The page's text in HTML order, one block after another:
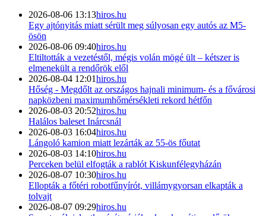
2026-08-06 13:13hiros.hu
Egy ajtónyitás miatt sérült meg súlyosan egy autós az M5-
ösön
2026-08-06 09:40hiros.hu
Eltiltották a vezetéstől, mégis volán mögé ült – kétszer is
elmenekült a rendőrök elől
2026-08-04 12:01hiros.hu
Hőség - Megdőlt az országos hajnali minimum- és a fővárosi
napközbeni maximumhőmérsékleti rekord hétfőn
2026-08-03 20:52hiros.hu
Halálos baleset Inárcsnál
2026-08-03 16:04hiros.hu
Lángoló kamion miatt lezárták az 55-ös főutat
2026-08-03 14:10hiros.hu
Perceken belül elfogták a rablót Kiskunfélegyházán
2026-08-07 10:30hiros.hu
Ellopták a főtéri robotfűnyírót, villámygyorsan elkapták a
tolvajt
2026-08-07 09:29hiros.hu